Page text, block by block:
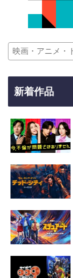
新着作品